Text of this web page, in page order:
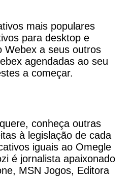
mais populares
para desktop e
Webex a seus outros
agendadas ao seu
a começar.
conheça outras
à legislação de cada
iguais ao Omegle
é jornalista apaixonado
MSN Jogos, Editora